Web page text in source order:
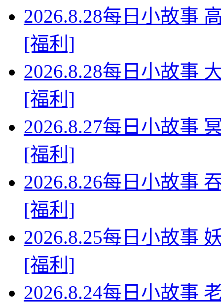
2026.8.28每日小故事
[福利]
2026.8.28每日小故事
[福利]
2026.8.27每日小故事
[福利]
2026.8.26每日小故事
[福利]
2026.8.25每日小故事
[福利]
2026.8.24每日小故事